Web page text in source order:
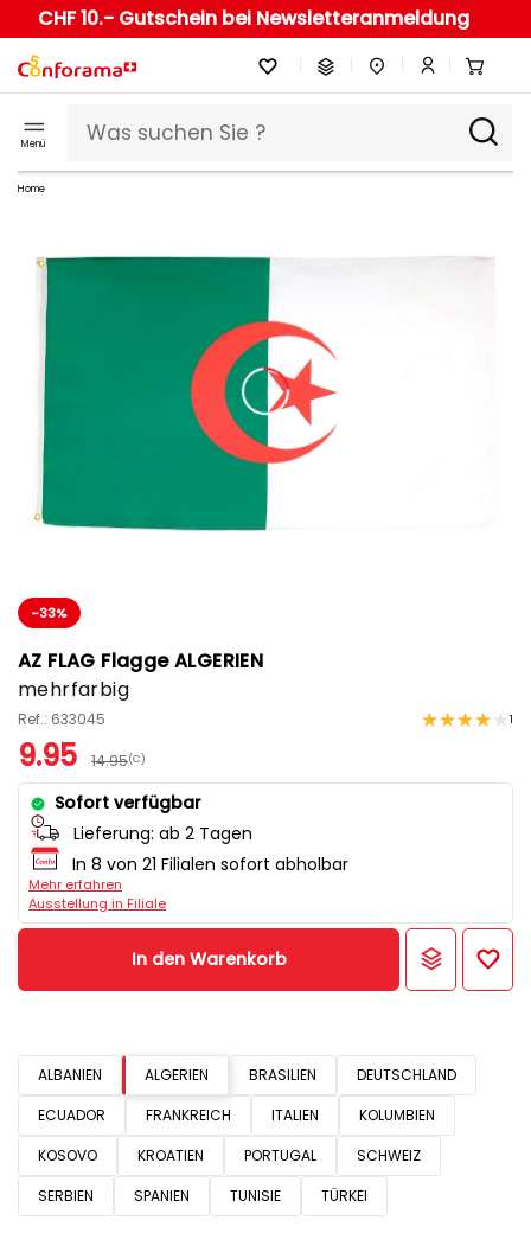
CHF 10.- Gutschein bei Newsletteranmeldung
Menü
Home
-33%
AZ FLAG Flagge ALGERIEN
mehrfarbig
Ref.: 633045 1
9.95 14.95(C)
Sofort verfügbar
Lieferung: ab 2 Tagen
In 8 von 21 Filialen sofort abholbar
Mehr erfahren
Ausstellung in Filiale
In den Warenkorb
ALBANIEN ALGERIEN BRASILIEN
DEUTSCHLAND
ECUADOR
FRANKREICH ITALIEN
KOLUMBIEN
KOSOVO
KROATIEN PORTUGAL
SCHWEIZ
SERBIEN
SPANIEN TUNISIE TÜRKEI